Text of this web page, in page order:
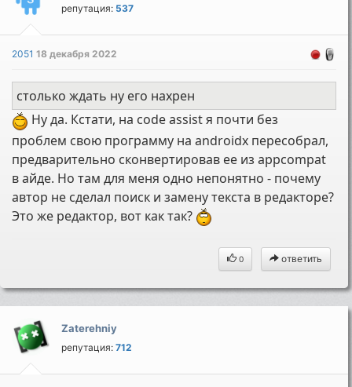
репутация: 537
205118 декабря 2022
столько ждать ну его нахрен
Ну да. Кстати, на code assist я почти без
проблем свою программу на androidx пересобрал,
предварительно сконвертировав ее из appcompat
в айде. Но там для меня одно непонятно - почему
автор не сделал поиск и замену текста в редакторе?
Это же редактор, вот как так?
0 ответить
Zaterehniy
репутация:712